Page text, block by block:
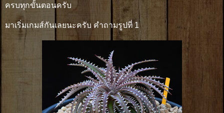
ครบทุกขั้นตอนครับ
มาเริ่มเกมส์กันเลยนะครับ คำถามรูปที่ 1